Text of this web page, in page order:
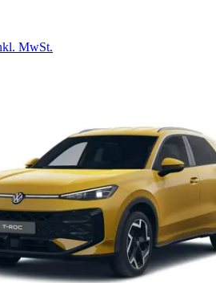
MwSt.